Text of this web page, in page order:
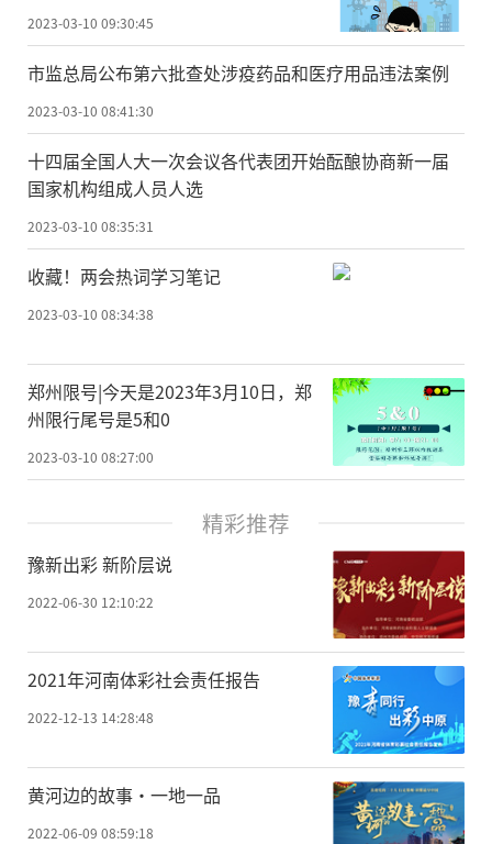
2023-03-10 09:30:45
市监总局公布第六批查处涉疫药品和医疗用品违法案例
2023-03-10 08:41:30
十四届全国人大一次会议各代表团开始酝酿协商新一届
国家机构组成人员人选
2023-03-10 08:35:31
收藏！两会热词学习笔记
2023-03-10 08:34:38
郑州限号|今天是2023年3月10日，郑
州限行尾号是5和0
2023-03-10 08:27:00
精彩推荐
豫新出彩 新阶层说
2022-06-30 12:10:22
2021年河南体彩社会责任报告
2022-12-13 14:28:48
黄河边的故事·一地一品
2022-06-09 08:59:18